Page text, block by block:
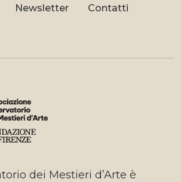
Newsletter Contatti
dei Mestieri d’Arte è